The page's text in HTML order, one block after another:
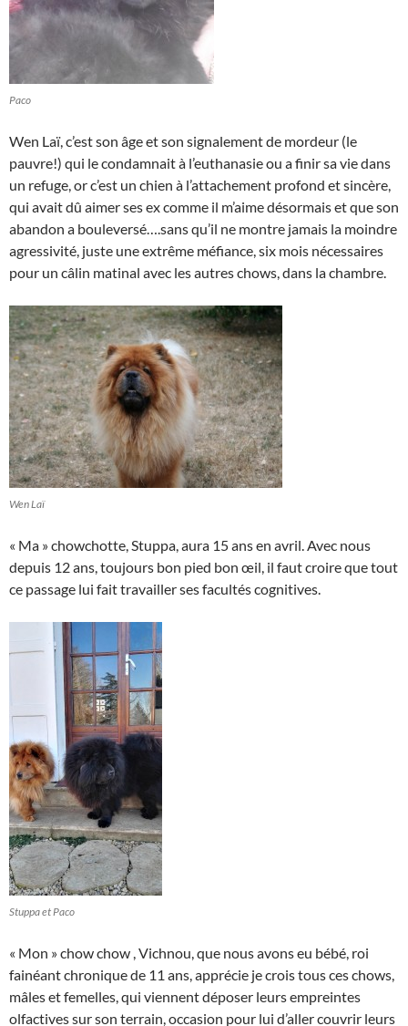
Paco
Wen Laï, c’est son âge et son signalement de mordeur (le
pauvre!) qui le condamnait à l’euthanasie ou a finir sa vie dans
un refuge, or c’est un chien à l’attachement profond et sincère,
qui avait dû aimer ses ex comme il m’aime désormais et que son
abandon a bouleversé….sans qu’il ne montre jamais la moindre
agressivité, juste une extrême méfiance, six mois nécessaires
pour un câlin matinal avec les autres chows, dans la chambre.
Wen Laï
« Ma » chowchotte, Stuppa, aura 15 ans en avril. Avec nous
depuis 12 ans, toujours bon pied bon œil, il faut croire que tout
ce passage lui fait travailler ses facultés cognitives.
Stuppa et Paco
« Mon » chow chow , Vichnou, que nous avons eu bébé, roi
fainéant chronique de 11 ans, apprécie je crois tous ces chows,
mâles et femelles, qui viennent déposer leurs empreintes
olfactives sur son terrain, occasion pour lui d’aller couvrir leurs